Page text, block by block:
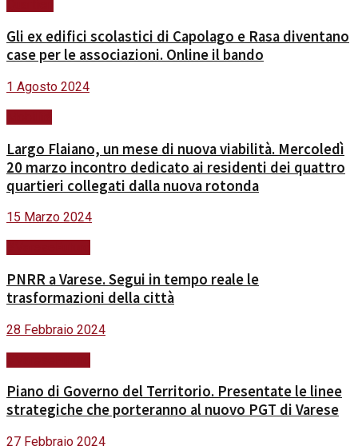
Gli ex edifici scolastici di Capolago e Rasa diventano
case per le associazioni. Online il bando
1 Agosto 2024
Largo Flaiano, un mese di nuova viabilità. Mercoledì
20 marzo incontro dedicato ai residenti dei quattro
quartieri collegati dalla nuova rotonda
15 Marzo 2024
PNRR a Varese. Segui in tempo reale le
trasformazioni della città
28 Febbraio 2024
Piano di Governo del Territorio. Presentate le linee
strategiche che porteranno al nuovo PGT di Varese
27 Febbraio 2024